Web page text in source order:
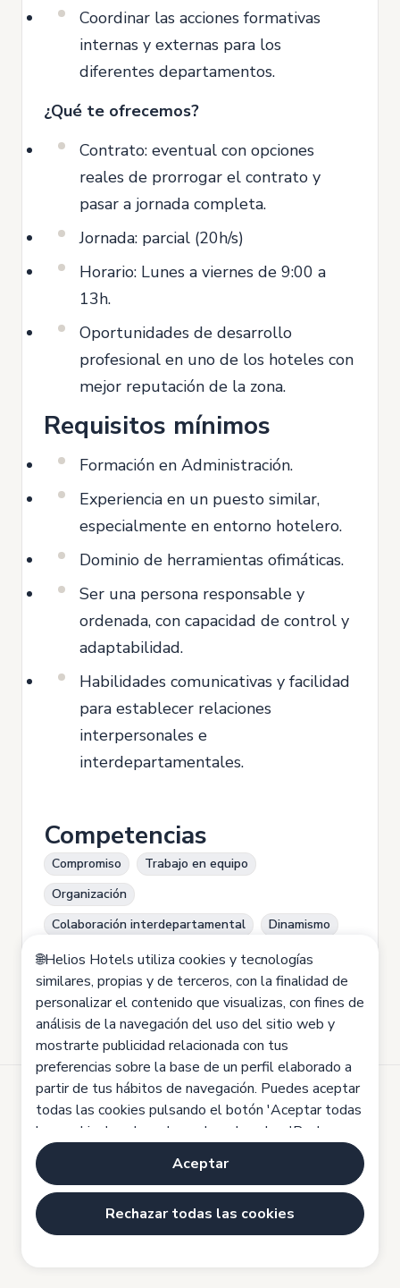
Coordinar las acciones formativas
internas y externas para los
diferentes departamentos.
¿Qué te ofrecemos?
Contrato: eventual con opciones
reales de prorrogar el contrato y
pasar a jornada completa.
Jornada: parcial (20h/s)
Horario: Lunes a viernes de 9:00 a
13h.
Oportunidades de desarrollo
profesional en uno de los hoteles con
mejor reputación de la zona.
Requisitos mínimos
Formación en Administración.
Experiencia en un puesto similar,
especialmente en entorno hotelero.
Dominio de herramientas ofimáticas.
Ser una persona responsable y
ordenada, con capacidad de control y
adaptabilidad.
Habilidades comunicativas y facilidad
para establecer relaciones
interpersonales e
interdepartamentales.
Competencias
Compromiso
Trabajo en equipo
Organización
Colaboración interdepartamental
Dinamismo
Calidad
comunicación efectiva
Desarrollado por
Aviso legal
Política de cookies
Política de privacidad
Configuración de cookies
🌐Helios Hotels utiliza cookies y tecnologías
similares, propias y de terceros, con la finalidad de
personalizar el contenido que visualizas, con fines de
análisis de la navegación del uso del sitio web y
mostrarte publicidad relacionada con tus
preferencias sobre la base de un perfil elaborado a
partir de tus hábitos de navegación. Puedes aceptar
todas las cookies pulsando el botón 'Aceptar todas
las cookies', rechazarlas pulsando sobre 'Rechazar
todas las cookies' o configurarlas haciendo clic en
'Configuración de cookies'. Haz clic aquí para saber
más:Política de cookies
Aceptar
Rechazar todas las cookies